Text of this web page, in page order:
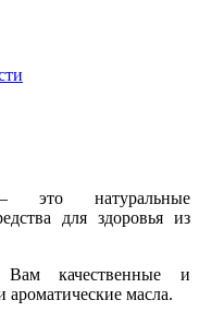
натуральные
для здоровья из
качественные и
ароматические масла.